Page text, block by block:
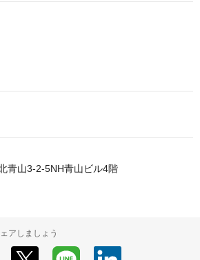
青山3-2-5NH青山ビル4階
アしましょう